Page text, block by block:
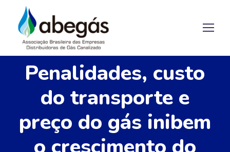
Penalidades, custo
do transporte e
preço do gás inibem